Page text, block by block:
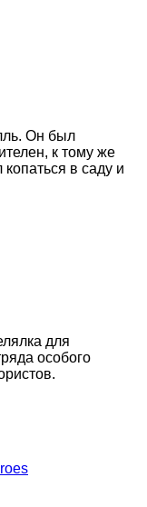
Он был
к тому же
в саду и
для
особого